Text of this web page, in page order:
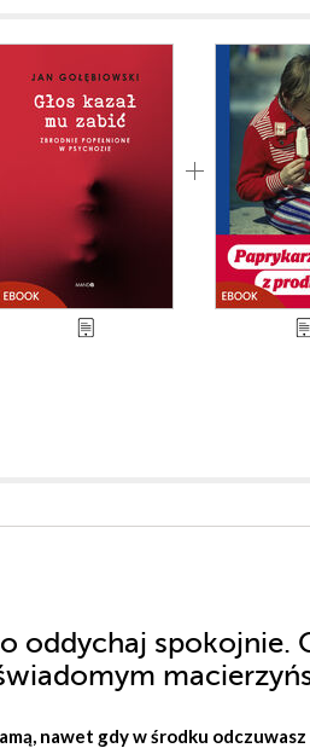
oddychaj spokojnie.
nawet gdy w środku odczuwasz